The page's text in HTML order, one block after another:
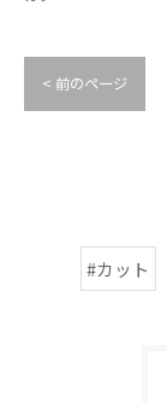
< 前のページ
#カット